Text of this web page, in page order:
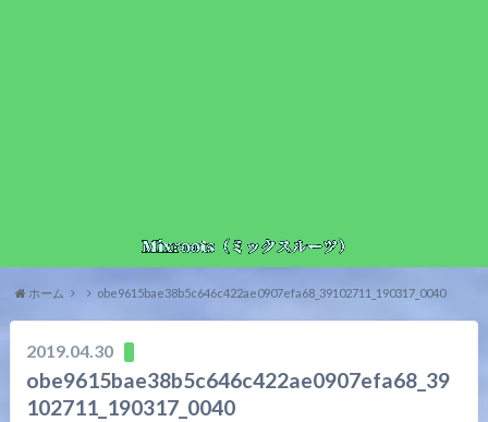
ホーム obe9615bae38b5c646c422ae0907efa68_39102711_190317_0040
2019.04.30
obe9615bae38b5c646c422ae0907efa68_39
102711_190317_0040